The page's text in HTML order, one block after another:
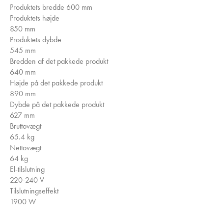
Produktets bredde 600 mm
Produktets højde
850 mm
Produktets dybde
545 mm
Bredden af ​​det pakkede produkt
640 mm
Højde på det pakkede produkt
890 mm
Dybde på det pakkede produkt
627 mm
Bruttovægt
65.4 kg
Nettovægt
64 kg
El-tilslutning
220-240 V
Tilslutningseffekt
1900 W